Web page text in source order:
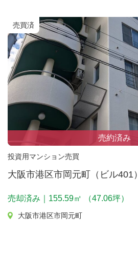
売買済
売約済み
投資用マンション売買
大阪市港区市岡元町（ビル401）
売却済み｜155.59㎡ （47.06坪）
大阪市港区市岡元町